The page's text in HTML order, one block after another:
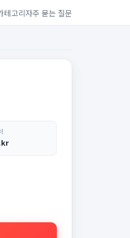
테고리자주 묻는 질문